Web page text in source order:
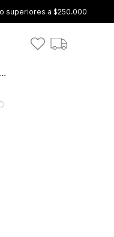
superiores a $250.000
Blazer cruzado 4 botones